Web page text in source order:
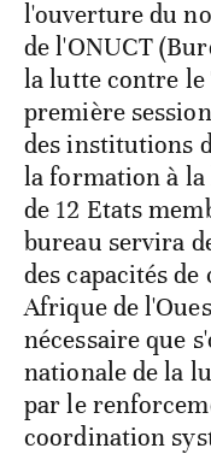
l'ouverture du
de l'ONUCT
la lutte contre le
première
des institutions
la formation à
de 12 Etats
bureau servira
des capacités
Afrique de
nécessaire que
nationale de la
par le
coordination